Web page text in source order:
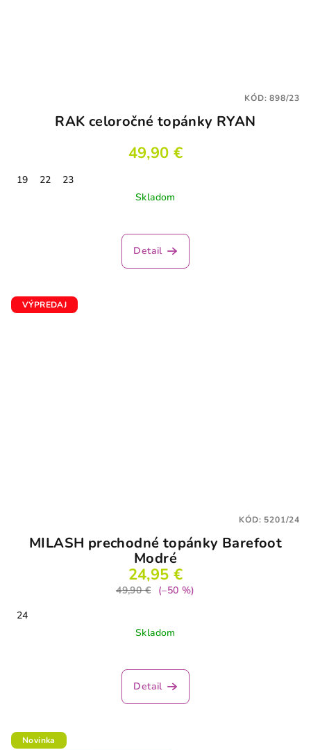
RAK celoročné topánky RYAN
49,90 €
19 22
23
Skladom
Detail
KÓD:898/23
VÝPREDAJ
MILASH prechodné topánky Barefoot
Modré
24,95 €
49,90 €
(–50 %)
24
Skladom
Detail
KÓD: 5201/24
Novinka